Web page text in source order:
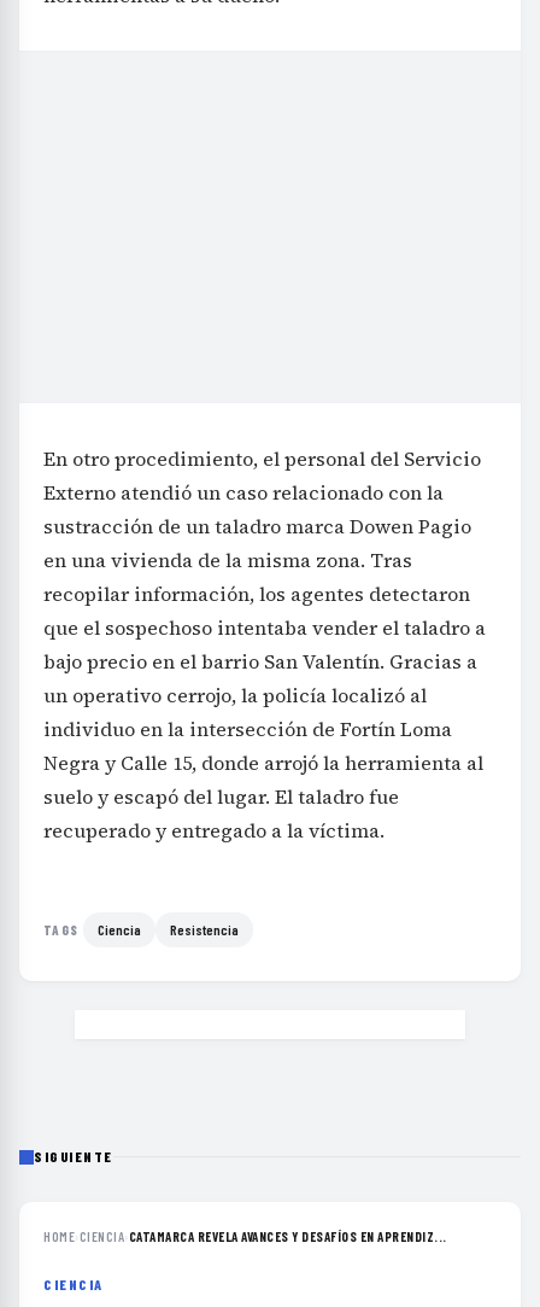
En otro procedimiento, el personal del Servicio
Externo atendió un caso relacionado con la
sustracción de un taladro marca Dowen Pagio
en una vivienda de la misma zona. Tras
recopilar información, los agentes detectaron
que el sospechoso intentaba vender el taladro a
bajo precio en el barrio San Valentín. Gracias a
un operativo cerrojo, la policía localizó al
individuo en la intersección de Fortín Loma
Negra y Calle 15, donde arrojó la herramienta al
suelo y escapó del lugar. El taladro fue
recuperado y entregado a la víctima.
TAGS Ciencia Resistencia
SIGUIENTE
HOME›CIENCIA› CATAMARCA REVELA AVANCES Y DESAFÍOS EN APRENDIZ...
CIENCIA